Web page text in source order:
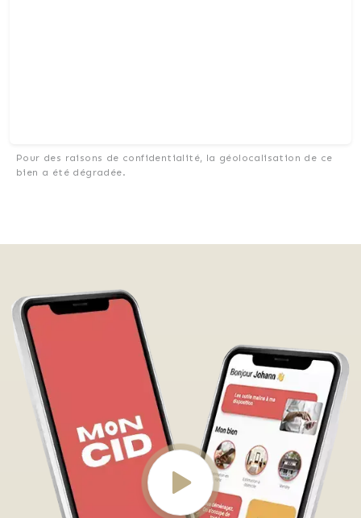
Pour des raisons de confidentialité, la géolocalisation de ce
bien a été dégradée.